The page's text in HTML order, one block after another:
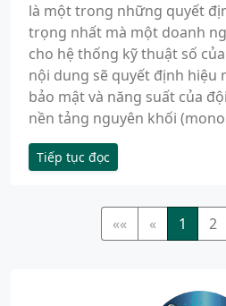
là một trong những quyết
trọng nhất mà một doanh
cho hệ thống kỹ thuật số
nội dung sẽ quyết định hiệu
bảo mật và năng suất của
nền tảng nguyên khối
Tiếp tục đọc
«« « 1 2